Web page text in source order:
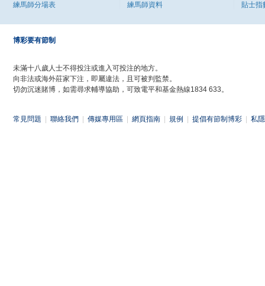
練馬師分場表
練馬師資料
貼士指
博彩要有節制
未滿十八歲人士不得投注或進入可投注的地方。
向非法或海外莊家下注，即屬違法，且可被判監禁。
切勿沉迷賭博，如需尋求輔導協助，可致電平和基金熱線1834 633。
常見問題 聯絡我們 傳媒專用區 網頁指南 規例 提倡有節制博彩 私